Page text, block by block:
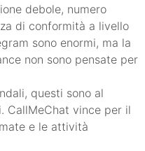
debole, numero
di conformità a livello
sono enormi, ma la
non sono pensate per
questi sono al
CallMeChat vince per il
e le attività